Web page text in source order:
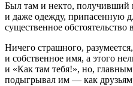
Был там и некто, получивший
и даже одежду, припасенную
существенное
Ничего страшного,
и собственное имя, а этого
и «Как там тебя!», но,
подыгрывал им — как